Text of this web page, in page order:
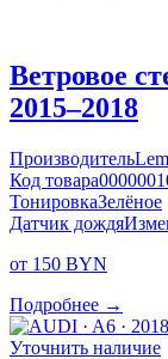
Ветровое
2015–2018
Производитель
Код товара
ТонировкаЗелёное
Датчик дождя
от 150 BYN
Подробнее →
Уточнить наличие